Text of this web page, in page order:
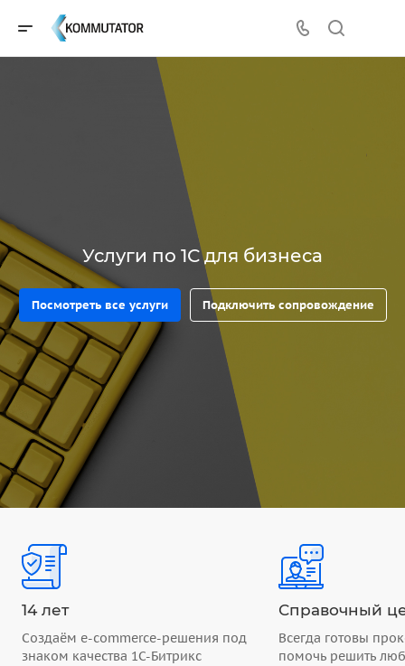
Услуги по 1С для бизнеса
Посмотреть все услуги Подключить сопровождение
14 лет
Создаём e-commerce-решения под
знаком качества 1С-Битрикс
Справочный
Всегда готовы
помочь решить